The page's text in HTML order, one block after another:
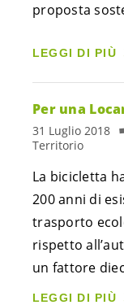
proposta
LEGGI DI PIÙ
Per una
31 Luglio 2018
Territorio
La bicicletta
200 anni di
trasporto
rispetto
un fattore
LEGGI DI PIÙ